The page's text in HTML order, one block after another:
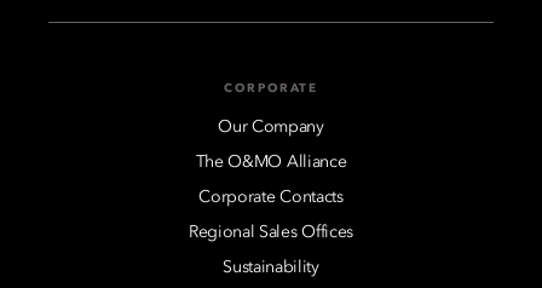
CORPORATE
Our Company
The O&MO Alliance
Corporate Contacts
Regional Sales Offices
Sustainability